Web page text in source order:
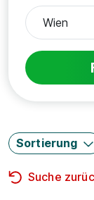
Sortierung
Suche